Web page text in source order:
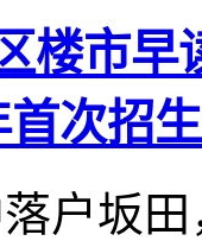
楼市
次招生
户坂